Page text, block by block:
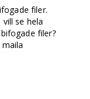
filer.
se hela
filer?